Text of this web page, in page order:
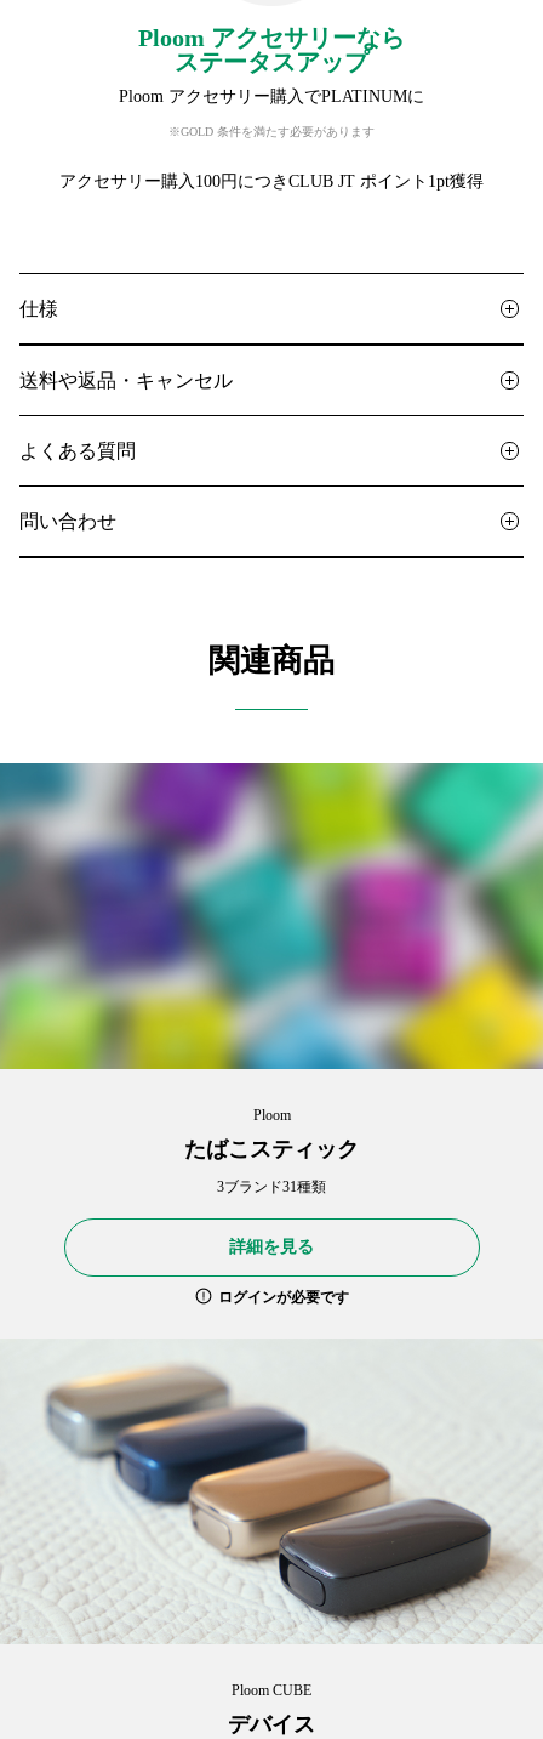
Ploom アクセサリーなら
ステータスアップ
Ploom アクセサリー購入でPLATINUMに
※GOLD 条件を満たす必要があります
アクセサリー購入100円につきCLUB JT ポイント1pt獲得
仕様
送料や返品・キャンセル
よくある質問
問い合わせ
関連商品
Ploom
たばこスティック
3ブランド31種類
詳細を見る
ログインが必要です
Ploom CUBE
デバイス